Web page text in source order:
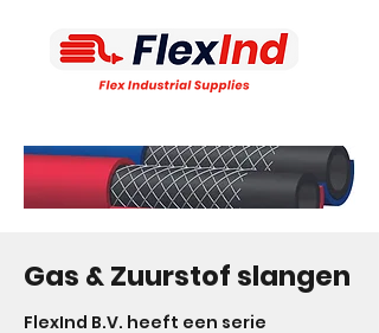
Gas & Zuurstof slangen
FlexInd B.V. heeft een serie